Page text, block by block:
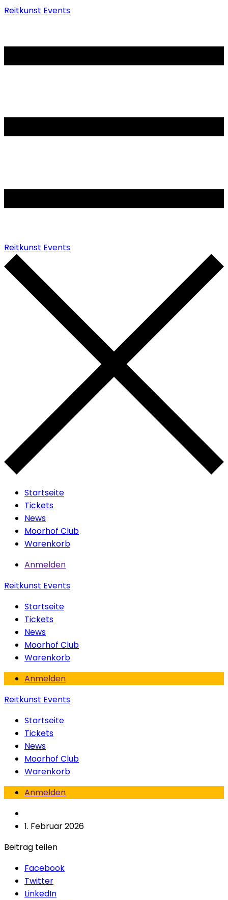
Reitkunst Events
Reitkunst Events
Startseite
Tickets
News
Moorhof Club
Warenkorb
Anmelden
Reitkunst Events
Startseite
Tickets
News
Moorhof Club
Warenkorb
Anmelden
Reitkunst Events
Startseite
Tickets
News
Moorhof Club
Warenkorb
Anmelden
1. Februar 2026
Beitrag teilen
Facebook
Twitter
LinkedIn